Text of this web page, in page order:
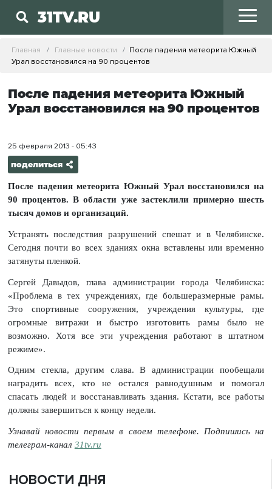
31TV.RU
Главная Главные новости
После падения метеорита Южный
Урал восстановился на 90 процентов
После падения метеорита Южный
Урал восстановился на 90 процентов
25 февраля 2013 - 05:43
поделиться
После падения метеорита Южный Урал восстановился на
90 процентов. В области уже застеклили примерно шесть
тысяч домов и организаций.
Устранять последствия разрушений спешат и в Челябинске.
Сегодня почти во всех зданиях окна вставлены или временно
затянуты пленкой.
Сергей Давыдов, глава администрации города Челябинска:
«Проблема в тех учреждениях, где большеразмерные рамы.
Это спортивные сооружения, учреждения культуры, где
огромные витражи и быстро изготовить рамы было не
возможно. Хотя все эти учреждения работают в штатном
режиме».
Одним стекла, другим слава. В администрации пообещали
наградить всех, кто не остался равнодушным и помогал
спасать людей и восстанавливать здания. Кстати, все работы
должны завершиться к концу недели.
Узнавай новости первым в своем телефоне. Подпишись на
телеграм-канал 31tv.ru
НОВОСТИ ДНЯ